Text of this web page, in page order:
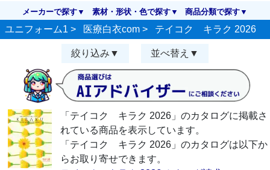
メーカーで探す 素材・形状・色で探す 商品分類で探す
ユニフォーム1 > 医療白衣com > テイコク キラク 2026
絞り込み 並べ替え
「テイコク キラク 2026」のカタログに掲載さ
れている商品を表示しています。
「テイコク キラク 2026」のカタログは以下か
らお取り寄せできます。